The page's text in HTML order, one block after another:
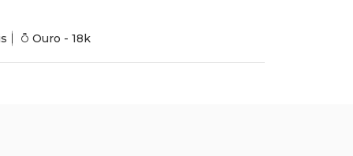
Ouro - 18k